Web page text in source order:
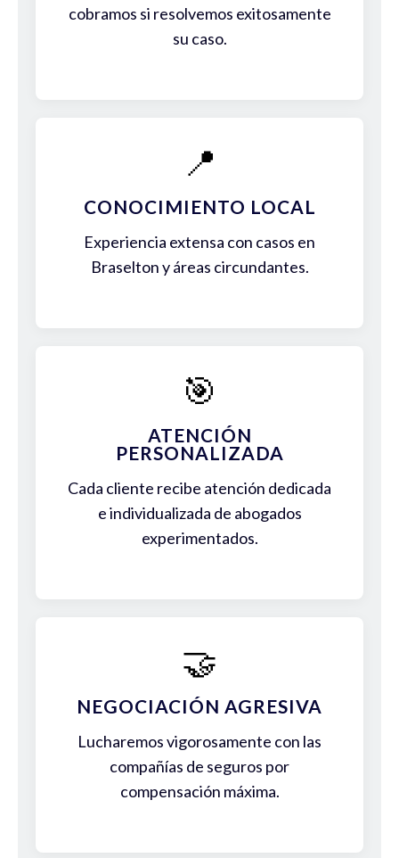
cobramos si resolvemos exitosamente
su caso.
📍
CONOCIMIENTO LOCAL
Experiencia extensa con casos en
Braselton y áreas circundantes.
🎯
ATENCIÓN
PERSONALIZADA
Cada cliente recibe atención dedicada
e individualizada de abogados
experimentados.
🤝
NEGOCIACIÓN AGRESIVA
Lucharemos vigorosamente con las
compañías de seguros por
compensación máxima.